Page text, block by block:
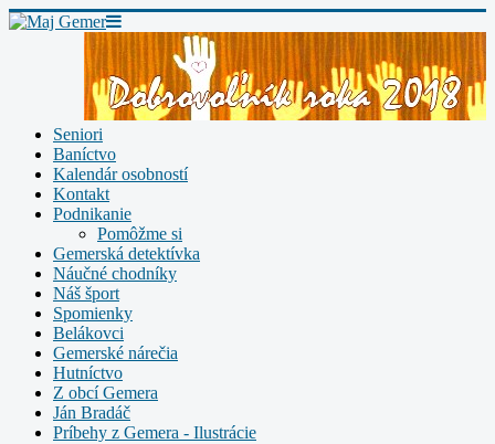
Seniori
Baníctvo
Kalendár osobností
Kontakt
Podnikanie
Pomôžme si
Gemerská detektívka
Náučné chodníky
Náš šport
Spomienky
Belákovci
Gemerské nárečia
Hutníctvo
Z obcí Gemera
Ján Bradáč
Príbehy z Gemera - Ilustrácie